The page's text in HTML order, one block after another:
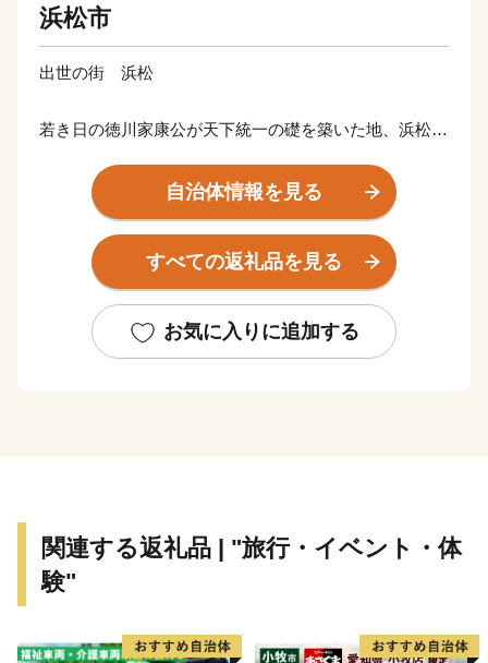
浜松市
出世の街 浜松
若き日の徳川家康公が天下統一の礎を築いた地、浜松。
出世しました。
近代では、世界的な研究者や技術者、音楽家や芸術家を
輩出したほか、世界に名高い多くの企業が、浜松から生
まれています。
浜松市は東京と大阪のほぼ中央に位置する、人口約80万
人の政令指定都市。北は天竜の美林、南は遠州灘、西は
施設も年々充実しています。
力ある食文化などにより、近年、観光地としての人気も
自治体情報を見る
すべての返礼品を見る
お気に入りに追加する
関連する返礼品 | "旅行・イベント・体
験"